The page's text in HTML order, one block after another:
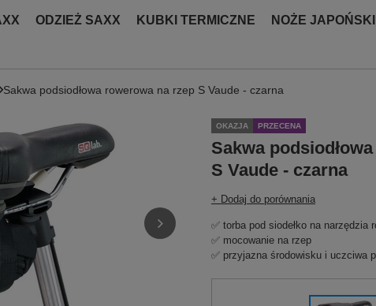
ODZIEŻ SAXX KUBKI TERMICZNE
NOŻE
Sakwa podsiodłowa rowerowa na rzep S Vaude - czarna
OKAZJA PRZECENA
Sakwa
S Vaude - czarna
+ Dodaj do porównania
✅ torba pod siodełko na narzędzia
✅ mocowanie na rzep
✅ przyjazna środowisku i uczciwa